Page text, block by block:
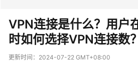
新
动
VPN连接是什么？用户
时如何选择VPN连接数？
更新时间： 2024-07-22 GMT+08:00